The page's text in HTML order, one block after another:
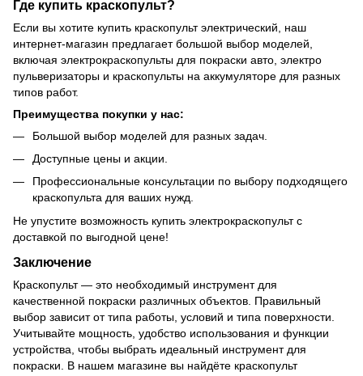
Где купить краскопульт?
Если вы хотите купить краскопульт электрический, наш
интернет-магазин предлагает большой выбор моделей,
включая электрокраскопульты для покраски авто, электро
пульверизаторы и краскопульты на аккумуляторе для разных
типов работ.
Преимущества покупки у нас:
Большой выбор моделей для разных задач.
Доступные цены и акции.
Профессиональные консультации по выбору подходящего
краскопульта для ваших нужд.
Не упустите возможность купить электрокраскопульт с
доставкой по выгодной цене!
Заключение
Краскопульт — это необходимый инструмент для
качественной покраски различных объектов. Правильный
выбор зависит от типа работы, условий и типа поверхности.
Учитывайте мощность, удобство использования и функции
устройства, чтобы выбрать идеальный инструмент для
покраски. В нашем магазине вы найдёте краскопульт